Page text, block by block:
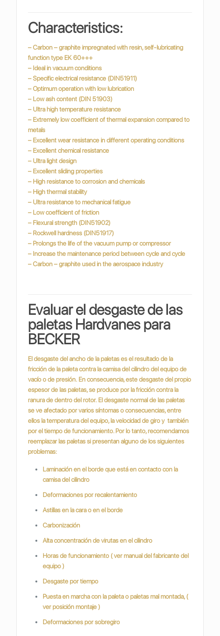
Characteristics:
– Carbon – graphite impregnated with resin, self-lubricating
function type EK 60+++
– Ideal in vacuum conditions
– Specific electrical resistance (DIN51911)
– Optimum operation with low lubrication
– Low ash content (DIN 51903)
– Ultra high temperature resistance
– Extremely low coefficient of thermal expansion compared to
metals
– Excellent wear resistance in different operating conditions
– Excellent chemical resistance
– Ultra light design
– Excellent sliding properties
– High resistance to corrosion and chemicals
– High thermal stability
– Ultra resistance to mechanical fatigue
– Low coefficient of friction
– Flexural strength (DIN51902)
– Rockwell hardness (DIN51917)
– Prolongs the life of the vacuum pump or compressor
– Increase the maintenance period between cycle and cycle
– Carbon – graphite used in the aerospace industry
Evaluar el desgaste de las
paletas Hardvanes para
BECKER
El desgaste del ancho de la paletas es el resultado de la
fricción de la paleta contra la camisa del cilindro del equipo de
vacío o de presión.En consecuencia, este desgaste del propio
espesor de las paletas, se produce por la fricción contra la
ranura de dentro del rotor.El desgaste normal de las paletas
se ve afectado por varios síntomas o consecuencias, entre
ellos la temperatura del equipo, la velocidad de giro y también
por el tiempo de funcionamiento. Por lo tanto, recomendamos
reemplazar las paletas si presentan alguno de los siguientes
problemas:
Laminación en el borde que está en contacto con la
camisa del cilindro
Deformaciones por recalentamiento
Astillas en la cara o en el borde
Carbonización
Alta concentración de virutas en el cilindro
Horas de funcionamiento ( ver manual del fabricante del
equipo )
Desgaste por tiempo
Puesta en marcha con la paleta o paletas mal montada, (
ver posición montaje )
Deformaciones por sobregiro